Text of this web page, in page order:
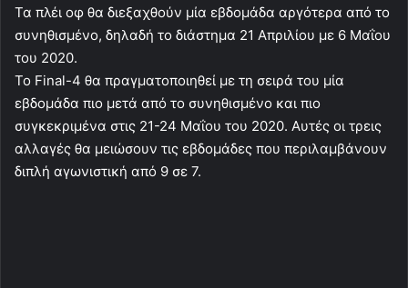
Τα πλέι οφ θα διεξαχθούν μία εβδομάδα αργότερα από το
συνηθισμένο, δηλαδή το διάστημα 21 Απριλίου με 6 Μαΐου
του 2020.
Το Final-4 θα πραγματοποιηθεί με τη σειρά του μία
εβδομάδα πιο μετά από το συνηθισμένο και πιο
συγκεκριμένα στις 21-24 Μαΐου του 2020. Αυτές οι τρεις
αλλαγές θα μειώσουν τις εβδομάδες που περιλαμβάνουν
διπλή αγωνιστική από 9 σε 7.